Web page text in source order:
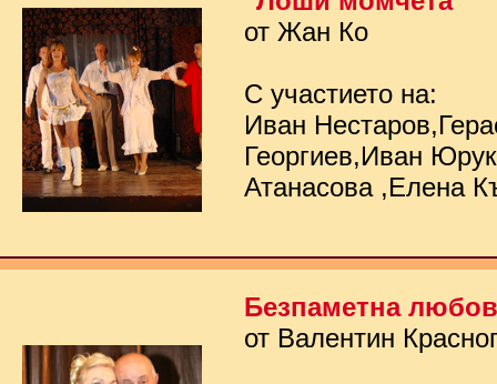
от Жан Ко
С участието на:
Иван
Георгиев,Иван
Атанасова ,Елена
Безпаметна любов
от Валентин